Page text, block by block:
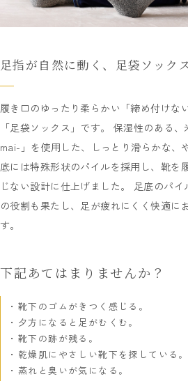
足指が自然に動く、足袋ソック
履き口のゆったり柔らかい「締め付けな
「足袋ソックス」です。 保湿性のある
mai-」を使用した、しっとり滑らかな、
底には特殊形状のパイルを採用し、靴を
じない設計に仕上げました。 足底のパイ
の役割も果たし、足が疲れにくく快適に
す。
下記あてはまりませんか？
靴下のゴムがきつく感じる。
夕方になると足がむくむ。
靴下の跡が残る。
乾燥肌にやさしい靴下を探している。
蒸れと臭いが気になる。